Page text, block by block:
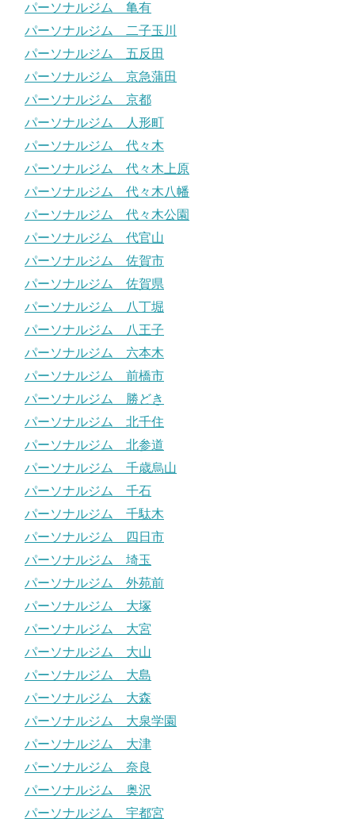
パーソナルジム 亀有
パーソナルジム 二子玉川
パーソナルジム 五反田
パーソナルジム 京急蒲田
パーソナルジム 京都
パーソナルジム 人形町
パーソナルジム 代々木
パーソナルジム 代々木上原
パーソナルジム 代々木八幡
パーソナルジム 代々木公園
パーソナルジム 代官山
パーソナルジム 佐賀市
パーソナルジム 佐賀県
パーソナルジム 八丁堀
パーソナルジム 八王子
パーソナルジム 六本木
パーソナルジム 前橋市
パーソナルジム 勝どき
パーソナルジム 北千住
パーソナルジム 北参道
パーソナルジム 千歳烏山
パーソナルジム 千石
パーソナルジム 千駄木
パーソナルジム 四日市
パーソナルジム 埼玉
パーソナルジム 外苑前
パーソナルジム 大塚
パーソナルジム 大宮
パーソナルジム 大山
パーソナルジム 大島
パーソナルジム 大森
パーソナルジム 大泉学園
パーソナルジム 大津
パーソナルジム 奈良
パーソナルジム 奥沢
パーソナルジム 宇都宮